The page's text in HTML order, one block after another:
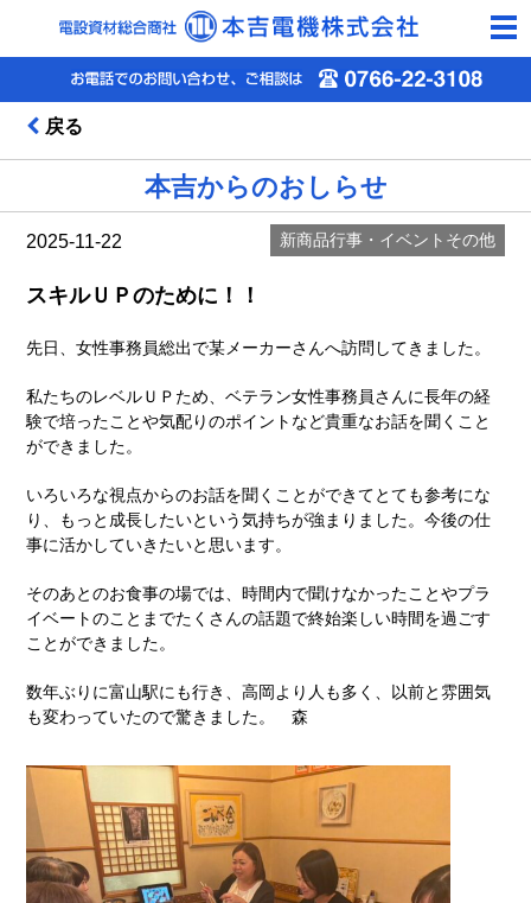
戻る
本吉からのおしらせ
2025-11-22 新商品行事・イベント その他
スキルＵＰのために！！
先日、女性事務員総出で某メーカーさんへ訪問してきました。
私たちのレベルＵＰため、ベテラン女性事務員さんに長年の経
験で培ったことや気配りのポイントなど貴重なお話を聞くこと
ができました。
いろいろな視点からのお話を聞くことができてとても参考にな
り、もっと成長したいという気持ちが強まりました。今後の仕
事に活かしていきたいと思います。
そのあとのお食事の場では、時間内で聞けなかったことやプラ
イベートのことまでたくさんの話題で終始楽しい時間を過ごす
ことができました。
数年ぶりに富山駅にも行き、高岡より人も多く、以前と雰囲気
も変わっていたので驚きました。 森